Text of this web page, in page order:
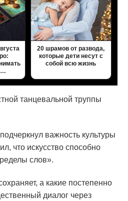
20 шрамов от развода,
которые дети несут с
собой всю жизнь
танцевальной труппы
важность культуры
что искусство способно
слов».
а какие постепенно
диалог через